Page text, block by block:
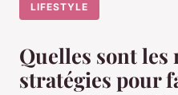
LIFESTYLE
Quelles sont
stratégies pour